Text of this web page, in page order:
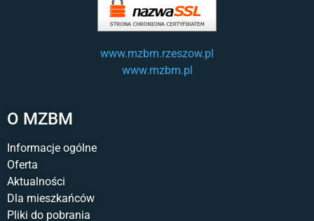
O MZBM
Informacje ogólne
Oferta
Aktualności
Dla mieszkańców
Pliki do pobrania
www.mzbm.rzeszow.pl
www.mzbm.pl